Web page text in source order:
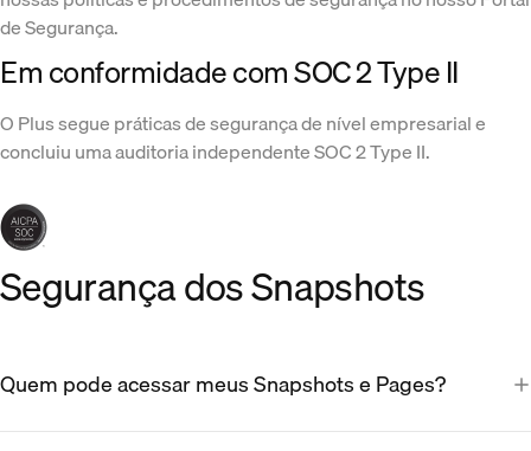
de Segurança.
Em conformidade com SOC 2 Type II
O Plus segue práticas de segurança de nível empresarial e
concluiu uma auditoria independente SOC 2 Type II.
Segurança dos Snapshots
Quem pode acessar meus Snapshots e Pages?